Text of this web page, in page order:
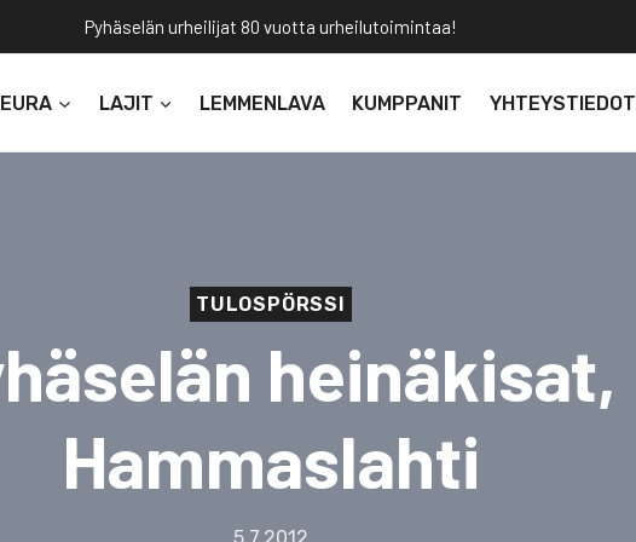
Pyhäselän urheilijat 80 vuotta urheilutoimintaa!
LAJIT LEMMENLAVA KUMPPANIT YHTEYSTIEDOT
TULOSPÖRSSI
heinäkisat,
Hammaslahti